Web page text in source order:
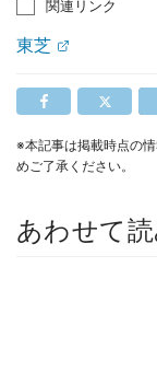
関連リンク
東芝
※本記事は掲載時点の
めご了承ください。
あわせて